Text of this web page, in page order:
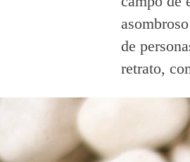
de
retrato,